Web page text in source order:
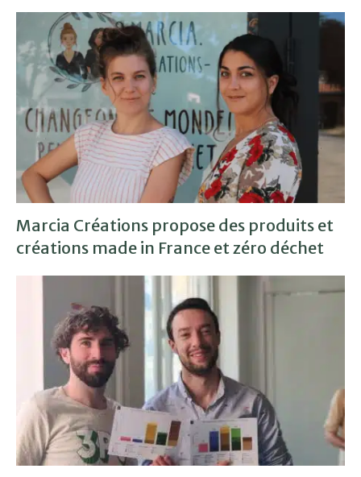
Marcia Créations propose des produits et
créations made in France et zéro déchet